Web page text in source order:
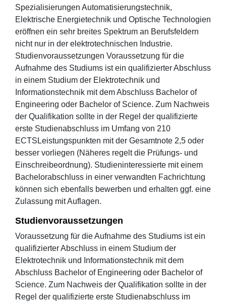
Spezialisierungen Automatisierungstechnik,
Elektrische Energietechnik und Optische Technologien
eröffnen ein sehr breites Spektrum an Berufsfeldern
nicht nur in der elektrotechnischen Industrie.
Studienvoraussetzungen Voraussetzung für die
Aufnahme des Studiums ist ein qualifizierter Abschluss
in einem Studium der Elektrotechnik und
Informationstechnik mit dem Abschluss Bachelor of
Engineering oder Bachelor of Science. Zum Nachweis
der Qualifikation sollte in der Regel der qualifizierte
erste Studienabschluss im Umfang von 210
ECTSLeistungspunkten mit der Gesamtnote 2,5 oder
besser vorliegen (Näheres regelt die Prüfungs- und
Einschreibeordnung). Studieninteressierte mit einem
Bachelorabschluss in einer verwandten Fachrichtung
können sich ebenfalls bewerben und erhalten ggf. eine
Zulassung mit Auflagen.
Studienvoraussetzungen
Voraussetzung für die Aufnahme des Studiums ist ein
qualifizierter Abschluss in einem Studium der
Elektrotechnik und Informationstechnik mit dem
Abschluss Bachelor of Engineering oder Bachelor of
Science. Zum Nachweis der Qualifikation sollte in der
Regel der qualifizierte erste Studienabschluss im